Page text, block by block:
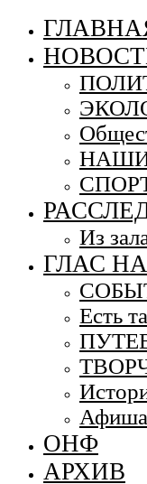
Из
ГЛАС
Есть
Афиша
ОНФ
АРХИВ